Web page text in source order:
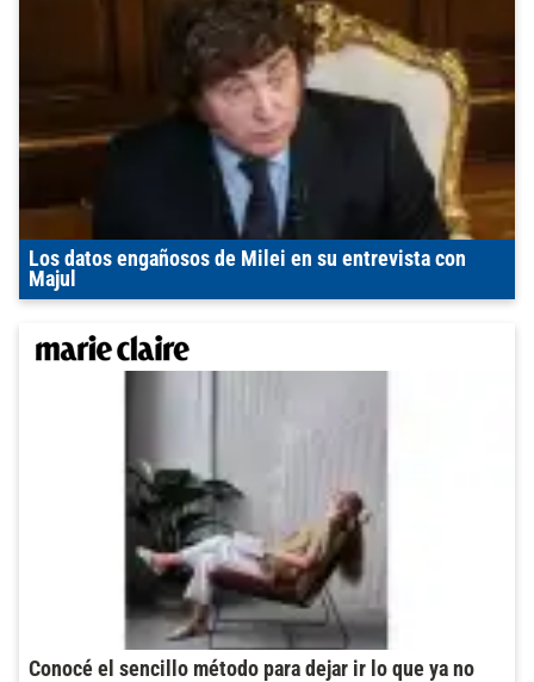
Los datos engañosos de Milei en su entrevista con
Majul
Conocé el sencillo método para dejar ir lo que ya no